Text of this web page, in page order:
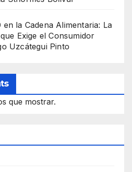
la Cadena Alimentaria: La
Exige el Consumidor
Uzcátegui Pinto
que mostrar.